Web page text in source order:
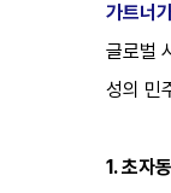
가트너
글로벌
성의 민
1. 초